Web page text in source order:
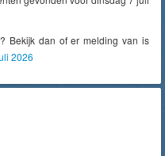
Bekijk dan of er melding van is
2026